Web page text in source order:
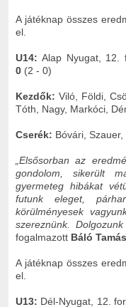
A játéknap összes
el.
U14:Alap Nyugat, 12.
0 (2 - 0)
Kezdők: Viló, Földi,
Tóth, Nagy, Markóci,
Cserék: Bóvári,
„Elsősorban az
gondolom, sikerült
gyermeteg hibákat
futunk eleget,
körülményesek
szereznünk.
fogalmazott Báló Tamás
A játéknap összes
el.
U13: Dél-Nyugat, 12.